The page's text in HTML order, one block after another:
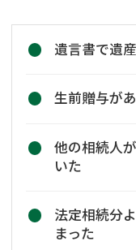
遺言書で遺
生前贈与が
他の相続人
いた
法定相続分
まった